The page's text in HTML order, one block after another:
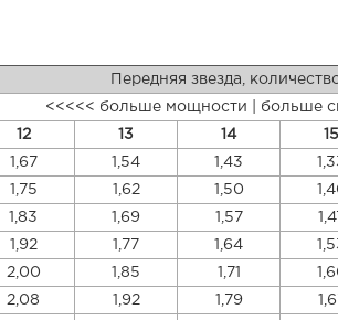
Передняя звезда,
<<<<< больше мощности | больше
12 13 14 15
1,67 1,54 1,43
1,75 1,62 1,50
1,83 1,69 1,57
1,92 1,77 1,64
2,00 1,85 1,71
2,08 1,92 1,79